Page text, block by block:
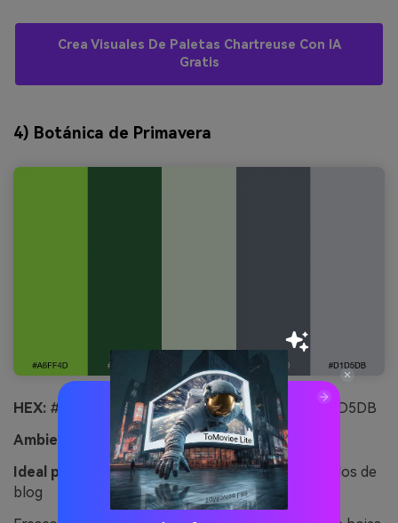
Crea Visuales De Paletas Chartreuse Con IA
Gratis
4) Botánica de Primavera
HEX: #A6FF4D #2F6B3F #E9F7E1 #6B7280 #D1D5DB
Ambiente:
fresco, botánico, optimista
Ideal para:
ilustraciones de bienestar y encabezados de
blog